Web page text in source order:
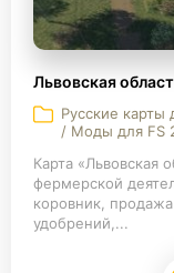
Львовская
Русские карты
/ Моды для FS
Карта «Львовская
фермерской
коровник,
удобрений,...